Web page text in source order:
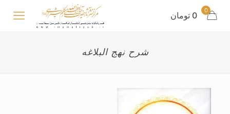
0 0 تومان
شرح نهج البلاغه